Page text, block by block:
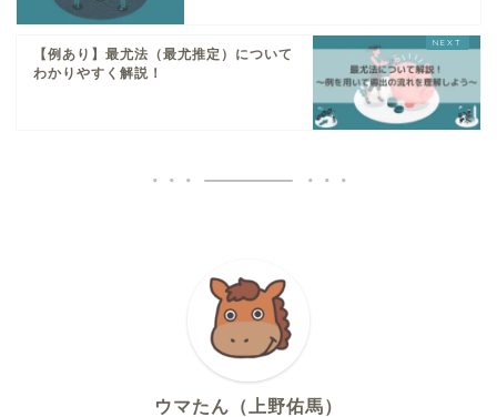
【例あり】最尤法（最尤推定）について
わかりやすく解説！
ウマたん（上野佑馬）